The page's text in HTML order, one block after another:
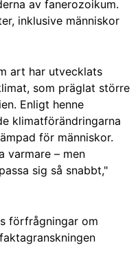
av fanerozoikum.
inklusive människor
art har utvecklats
som präglat större
Enligt henne
klimatförändringarna
för människor.
varmare – men
sig så snabbt,"
förfrågningar om